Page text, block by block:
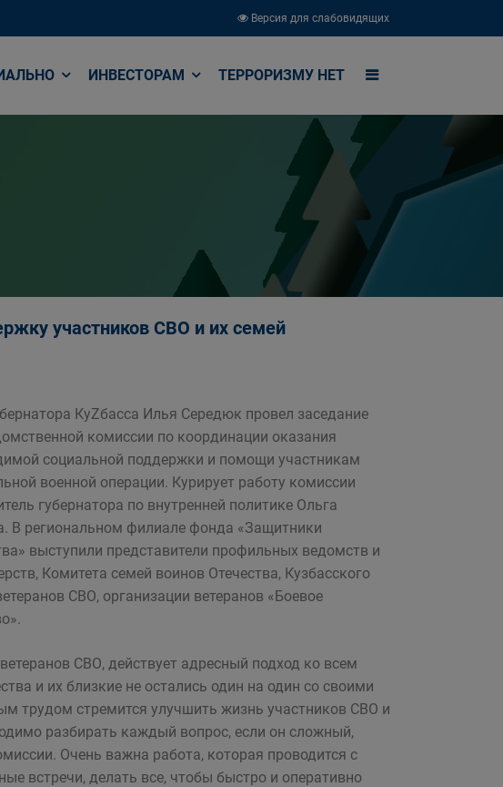
Версия для слабовидящих
ИНВЕСТОРАМ ТЕРРОРИЗМУ НЕТ
участников СВО и их семей
КуZбасса Илья Середюк провел заседание
комиссии по координации оказания
социальной поддержки и помощи участникам
военной операции. Курирует работу комиссии
губернатора по внутренней политике Ольга
В региональном филиале фонда «Защитники
выступили представители профильных ведомств и
Комитета семей воинов Отечества, Кузбасского
СВО, организации ветеранов «Боевое
СВО, действует адресный подход ко всем
и их близкие не остались один на один со своими
трудом стремится улучшить жизнь участников СВО и
разбирать каждый вопрос, если он сложный,
Очень важна работа, которая проводится с
встречи, делать все, чтобы быстро и оперативно